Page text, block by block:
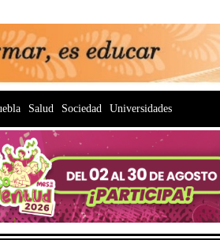
Salud Sociedad Universidades